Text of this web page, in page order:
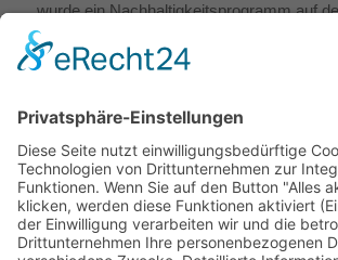
wurde ein Nachhaltigkeitsprogramm auf
gebracht, welches Vereine unterstützt, die
Nachhaltigkeit im Verein einbringen wollen.
Thema Nachhaltigkeit im Sportverein,
Möglichkeit bei Ideen und Umsetzungen
begleitet/beraten zu werden oder in
Unterstützung zu erhalten. Ein weiteres,
dieses Programms ist es durch das
auch für neues Engagement im